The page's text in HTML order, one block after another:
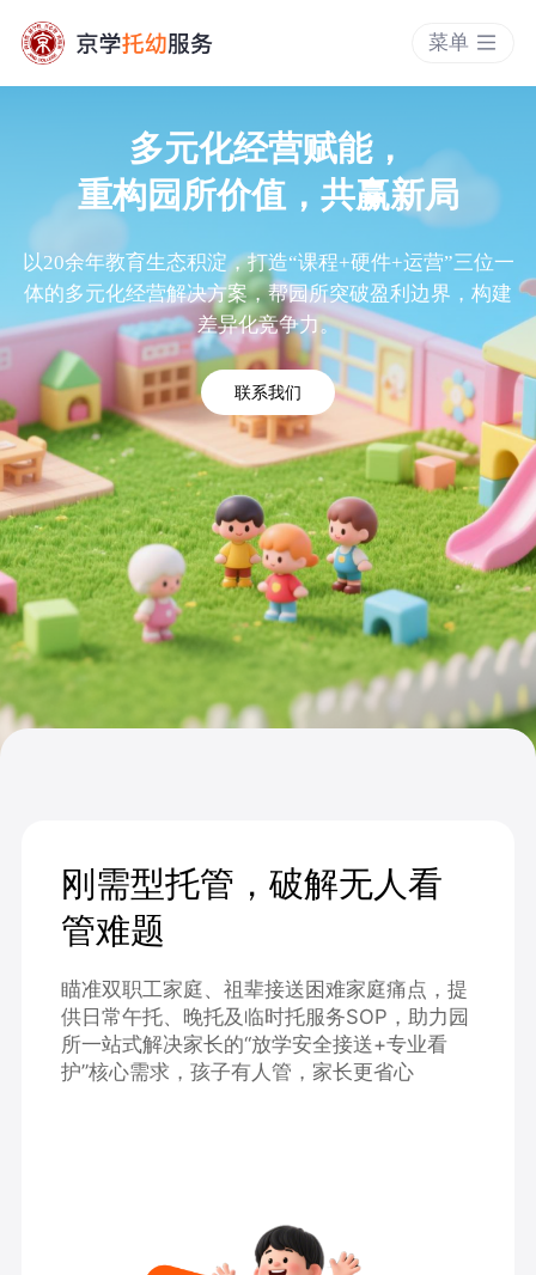
菜单
多元化经营赋能，
重构园所价值，共赢新局
以20余年教育生态积淀，打造“课程+硬件+运营”三位一
体的多元化经营解决方案，帮园所突破盈利边界，构建
差异化竞争力。
联系我们
刚需型托管，破解无人看
管难题
瞄准双职工家庭、祖辈接送困难家庭痛点，提
供日常午托、晚托及临时托服务SOP，助力园
所一站式解决家长的“放学安全接送+专业看
护”核心需求，孩子有人管，家长更省心